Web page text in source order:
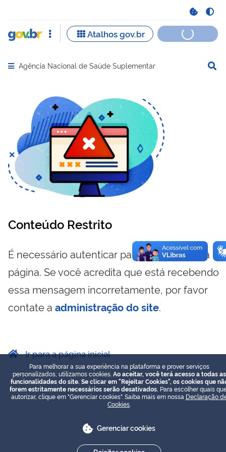
Abrir menu principal de navegação
Agência Nacional de Saúde Suplementar
Conteúdo Restrito
É necessário autenticar para visualizar essa
página. Se você acredita que está recebendo
essa mensagem incorretamente, por favor
contate a administração do site.
Ir para a página inicial
Para melhorar a sua experiência na plataforma e prover serviços
personalizados, utilizamos cookies. Ao aceitar, você terá acesso a todas as
funcionalidades do site. Se clicar em "Rejeitar Cookies", os cookies que
forem estritamente necessários serão desativados. Para escolher quais
autorizar, clique em "Gerenciar cookies". Saiba mais em nossa Declaração
Cookies
Gerenciar cookies